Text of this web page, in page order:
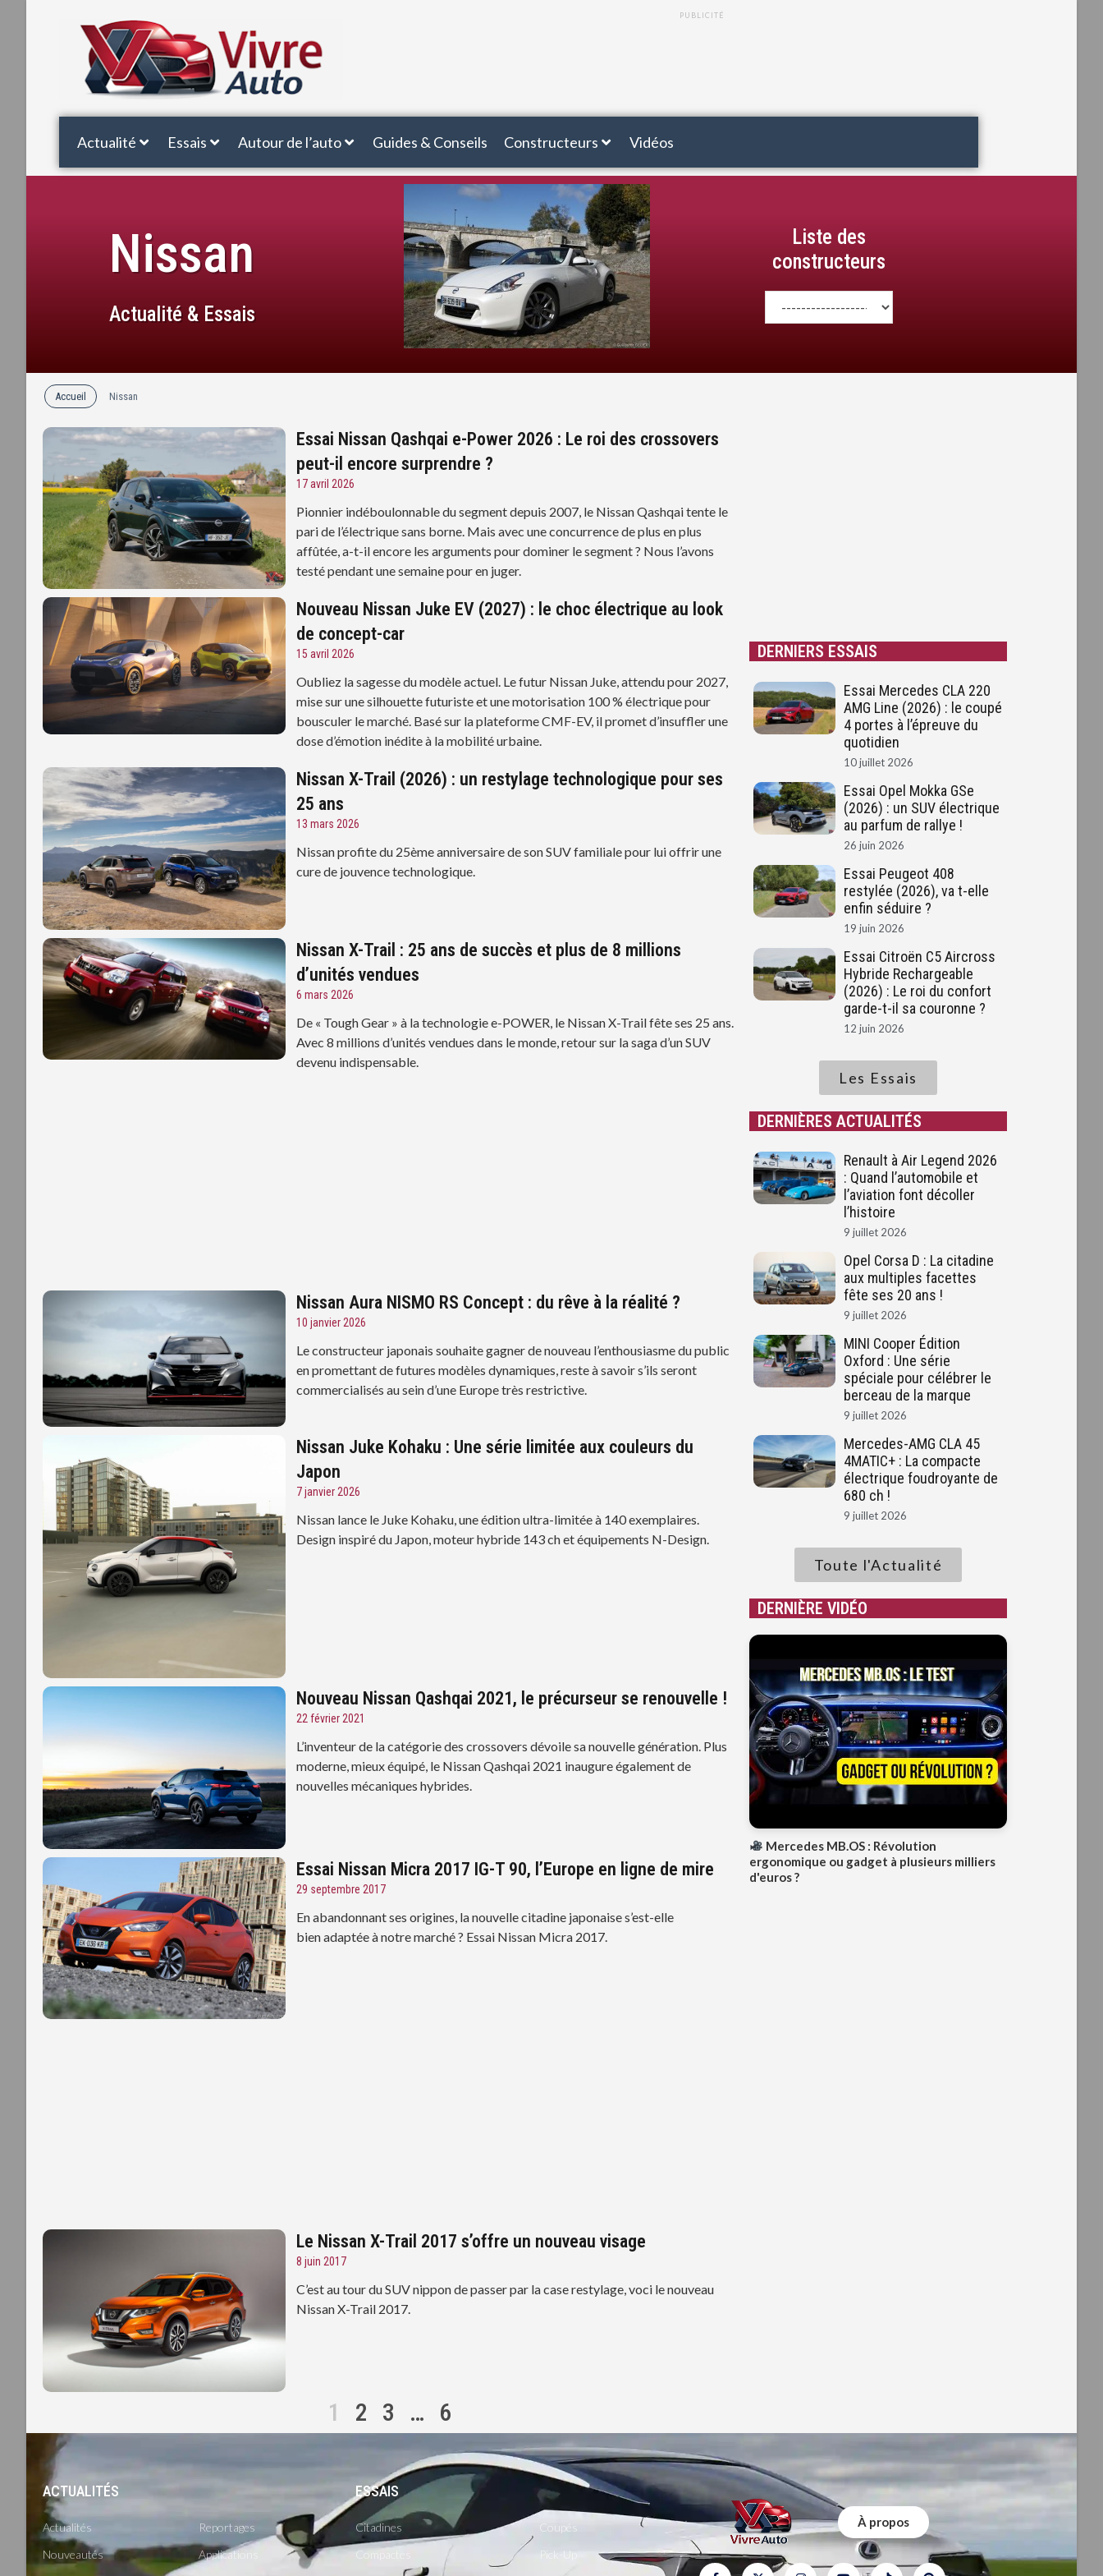
PUBLICITÉ
Actualité Essais Autour de l’auto Guides & Conseils Constructeurs Vidéos
Nissan
Actualité & Essais
Liste des
constructeurs
Accueil Nissan
Essai Nissan Qashqai e-Power 2026 : Le roi des crossovers
peut-il encore surprendre ?
17 avril 2026
Pionnier indéboulonnable du segment depuis 2007, le Nissan Qashqai tente le
pari de l’électrique sans borne. Mais avec une concurrence de plus en plus
affûtée, a-t-il encore les arguments pour dominer le segment ? Nous l’avons
testé pendant une semaine pour en juger.
Nouveau Nissan Juke EV (2027) : le choc électrique au look
de concept-car
15 avril 2026
Oubliez la sagesse du modèle actuel. Le futur Nissan Juke, attendu pour 2027,
mise sur une silhouette futuriste et une motorisation 100 % électrique pour
bousculer le marché. Basé sur la plateforme CMF-EV, il promet d’insuffler une
dose d’émotion inédite à la mobilité urbaine.
Nissan X-Trail (2026) : un restylage technologique pour ses
25 ans
13 mars 2026
Nissan profite du 25ème anniversaire de son SUV familiale pour lui offrir une
cure de jouvence technologique.
Nissan X-Trail : 25 ans de succès et plus de 8 millions
d’unités vendues
6 mars 2026
De « Tough Gear » à la technologie e-POWER, le Nissan X-Trail fête ses 25 ans.
Avec 8 millions d’unités vendues dans le monde, retour sur la saga d’un SUV
devenu indispensable.
Nissan Aura NISMO RS Concept : du rêve à la réalité ?
10 janvier 2026
Le constructeur japonais souhaite gagner de nouveau l’enthousiasme du public
en promettant de futures modèles dynamiques, reste à savoir s’ils seront
commercialisés au sein d’une Europe très restrictive.
Nissan Juke Kohaku : Une série limitée aux couleurs du
Japon
7 janvier 2026
Nissan lance le Juke Kohaku, une édition ultra-limitée à 140 exemplaires.
Design inspiré du Japon, moteur hybride 143 ch et équipements N-Design.
Nouveau Nissan Qashqai 2021, le précurseur se renouvelle !
22 février 2021
L’inventeur de la catégorie des crossovers dévoile sa nouvelle génération. Plus
moderne, mieux équipé, le Nissan Qashqai 2021 inaugure également de
nouvelles mécaniques hybrides.
Essai Nissan Micra 2017 IG-T 90, l’Europe en ligne de mire
29 septembre 2017
En abandonnant ses origines, la nouvelle citadine japonaise s’est-elle
bien adaptée à notre marché ? Essai Nissan Micra 2017.
Le Nissan X-Trail 2017 s’offre un nouveau visage
8 juin 2017
C’est au tour du SUV nippon de passer par la case restylage, voci le nouveau
Nissan X-Trail 2017.
1 2 3 … 6
DERNIERS ESSAIS
Essai Mercedes CLA 220
AMG Line (2026) : le coupé
4 portes à l’épreuve du
quotidien
10 juillet 2026
Essai Opel Mokka GSe
(2026) : un SUV électrique
au parfum de rallye !
26 juin 2026
Essai Peugeot 408
restylée (2026), va t-elle
enfin séduire ?
19 juin 2026
Essai Citroën C5 Aircross
Hybride Rechargeable
(2026) : Le roi du confort
garde-t-il sa couronne ?
12 juin 2026
Les Essais
DERNIÈRES ACTUALITÉS
Renault à Air Legend 2026
: Quand l’automobile et
l’aviation font décoller
l’histoire
9 juillet 2026
Opel Corsa D : La citadine
aux multiples facettes
fête ses 20 ans !
9 juillet 2026
MINI Cooper Édition
Oxford : Une série
spéciale pour célébrer le
berceau de la marque
9 juillet 2026
Mercedes-AMG CLA 45
4MATIC+ : La compacte
électrique foudroyante de
680 ch !
9 juillet 2026
Toute l'Actualité
DERNIÈRE VIDÉO
Mercedes MB.OS : Révolution
ergonomique ou gadget à plusieurs milliers
d'euros ?
ACTUALITÉS
Actualités
Nouveautés
Reportages
Applications
ESSAIS
Citadines
Compactes
-
Coupés
Pick-Up
À propos